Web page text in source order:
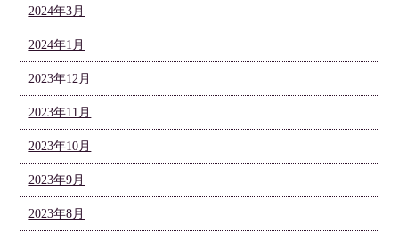
2024年3月
2024年1月
2023年12月
2023年11月
2023年10月
2023年9月
2023年8月